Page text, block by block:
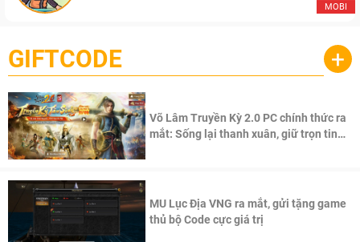
MOBI
GIFTCODE +
Võ Lâm Truyền Kỳ 2.0 PC chính thức ra
mắt: Sống lại thanh xuân, giữ trọn tinh
MU Lục Địa VNG ra mắt, gửi tặng game
thủ bộ Code cực giá trị